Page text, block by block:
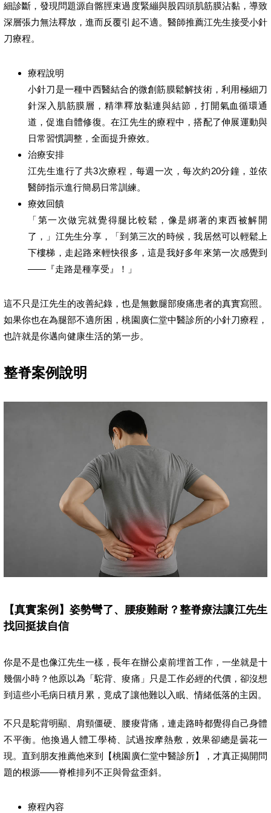
細診斷，發現問題源自髂脛束過度緊繃與股四頭肌筋膜沾黏，導致
深層張力無法釋放，進而反覆引起不適。醫師推薦江先生接受小針
刀療程。
療程說明
小針刀是一種中西醫結合的微創筋膜鬆解技術，利用極細刀
針深入肌筋膜層，精準釋放黏連與結節，打開氣血循環通
道，促進自體修復。在江先生的療程中，搭配了伸展運動與
日常習慣調整，全面提升療效。
治療安排
江先生進行了共3次療程，每週一次，每次約20分鐘，並依
醫師指示進行簡易日常訓練。
療效回饋
「第一次做完就覺得腿比較鬆，像是綁著的東西被解開
了，」江先生分享，「到第三次的時候，我居然可以輕鬆上
下樓梯，走起路來輕快很多，這是我好多年來第一次感覺到
——『走路是種享受』！」
這不只是江先生的改善紀錄，也是無數腿部痠痛患者的真實寫照。
如果你也在為腿部不適所困，桃園廣仁堂中醫診所的小針刀療程，
也許就是你邁向健康生活的第一步。
整脊案例說明
【真實案例】姿勢彎了、腰痠難耐？整脊療法讓江先生
找回挺拔自信
你是不是也像江先生一樣，長年在辦公桌前埋首工作，一坐就是十
幾個小時？他原以為「駝背、痠痛」只是工作必經的代價，卻沒想
到這些小毛病日積月累，竟成了讓他難以入眠、情緒低落的主因。
不只是駝背明顯、肩頸僵硬、腰痠背痛，連走路時都覺得自己身體
不平衡。他換過人體工學椅、試過按摩熱敷，效果卻總是曇花一
現。直到朋友推薦他來到【桃園廣仁堂中醫診所】，才真正揭開問
題的根源——脊椎排列不正與骨盆歪斜。
療程內容